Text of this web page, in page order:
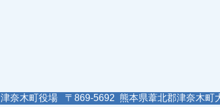
津奈木町役場 〒869-5692 熊本県葦北郡津奈木町